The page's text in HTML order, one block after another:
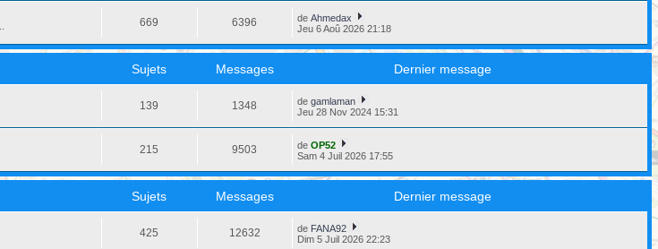
669 6396 deAhmedax
Jeu 6 Aoû 2026 21:18
Sujets Messages Dernier message
139 1348 degamlaman
Jeu 28 Nov 2024 15:31
215 9503 deOP52
Sam 4 Juil 2026 17:55
Sujets Messages Dernier message
425 12632 de FANA92
Dim 5 Juil 2026 22:23